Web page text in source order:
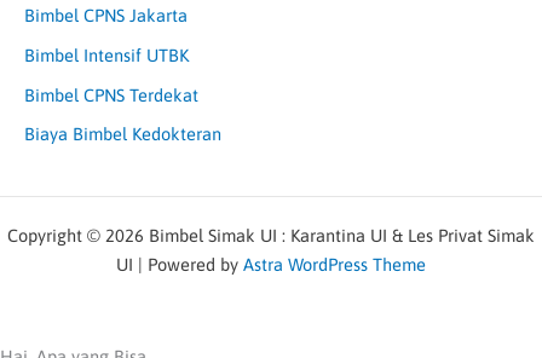
Bimbel CPNS Jakarta
Bimbel Intensif UTBK
Bimbel CPNS Terdekat
Biaya Bimbel Kedokteran
Copyright © 2026 Bimbel Simak UI : Karantina UI & Les Privat Simak
UI | Powered by Astra WordPress Theme